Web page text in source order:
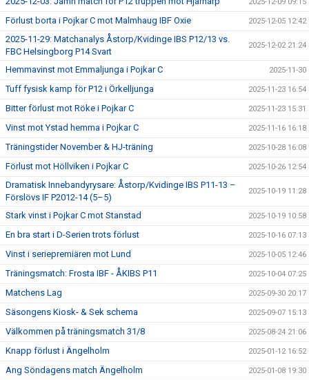
Förlust borta i Pojkar C mot Malmhaug IBF Oxie 2025-12-05 12:42
2025-11-29: Matchanalys Åstorp/Kvidinge IBS P12/13 vs.
FBC Helsingborg P14 Svart
2025-12-02 21:24
Hemmavinst mot Emmaljunga i Pojkar C 2025-11-30
Tuff fysisk kamp för P12 i Örkelljunga 2025-11-23 16:54
Bitter förlust mot Röke i Pojkar C 2025-11-23 15:31
Vinst mot Ystad hemma i Pojkar C 2025-11-16 16:18
Träningstider November & HJ-träning 2025-10-28 16:08
Förlust mot Höllviken i Pojkar C 2025-10-26 12:54
Dramatisk Innebandyrysare: Åstorp/Kvidinge IBS P11-13 –
Förslövs IF P2012-14 (5–5)
2025-10-19 11:28
Stark vinst i Pojkar C mot Stanstad 2025-10-19 10:58
En bra start i D-Serien trots förlust 2025-10-16 07:13
Vinst i seriepremiären mot Lund 2025-10-05 12:46
Träningsmatch: Frosta IBF - ÅKIBS P11 2025-10-04 07:25
Matchens Lag 2025-09-30 20:17
Säsongens Kiosk- & Sek schema 2025-09-07 15:13
Välkommen på träningsmatch 31/8 2025-08-24 21:06
Knapp förlust i Ängelholm 2025-01-12 16:52
Ang Söndagens match Ängelholm 2025-01-08 19:30